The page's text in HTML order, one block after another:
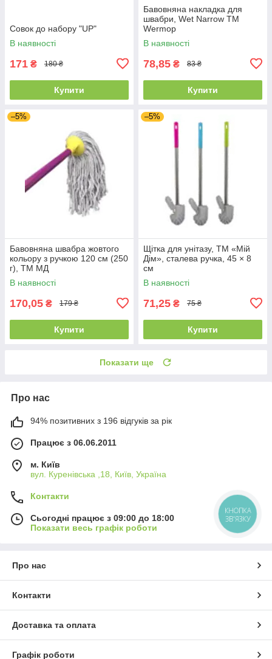
Совок до набору "UP"
В наявності
171 ₴ 180 ₴
Купити
Бавовняна накладка для
швабри, Wet Narrow ТМ
Wermop
В наявності
78,85 ₴ 83 ₴
Купити
–5%
Бавовняна швабра жовтого
кольору з ручкою 120 см (250
г), ТМ МД
В наявності
170,05 ₴ 179 ₴
Купити
–5%
Щітка для унітазу, ТМ «Мій
Дім», сталева ручка, 45 × 8
см
В наявності
71,25 ₴ 75 ₴
Купити
Показати ще
Про нас
94% позитивних з 196 відгуків за рік
Працює з 06.06.2011
м. Київ
вул. Куренівська ,18, Київ, Україна
Контакти
Сьогодні працює з 09:00 до 18:00
Показати весь графік роботи
Про нас
Контакти
Доставка та оплата
Графік роботи
КНОПКА
ЗВ'ЯЗКУ